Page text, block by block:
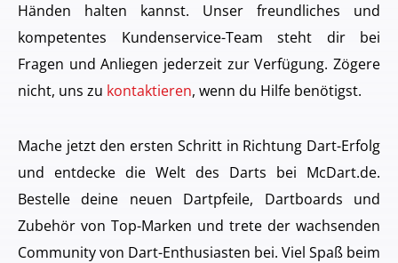
Händen halten kannst. Unser freundliches und
kompetentes Kundenservice-Team steht dir bei
Fragen und Anliegen jederzeit zur Verfügung. Zögere
nicht, uns zu kontaktieren, wenn du Hilfe benötigst.
Mache jetzt den ersten Schritt in Richtung Dart-Erfolg
und entdecke die Welt des Darts bei McDart.de.
Bestelle deine neuen Dartpfeile, Dartboards und
Zubehör von Top-Marken und trete der wachsenden
Community von Dart-Enthusiasten bei. Viel Spaß beim